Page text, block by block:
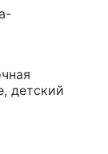
детский